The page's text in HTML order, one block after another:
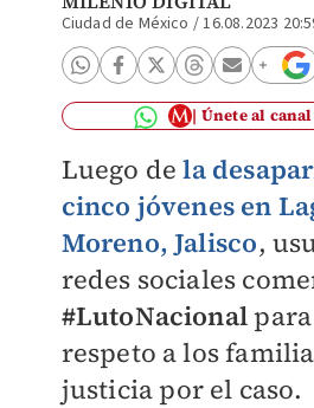
Ciudad de México /16.08.2023
Únete al
Luego dela
cinco jóvenes en
Moreno, Jalisco,
redes sociales
#LutoNacional
respeto a los
justicia por el caso.